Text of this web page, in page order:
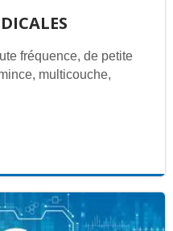
fréquence, de petite
multicouche,